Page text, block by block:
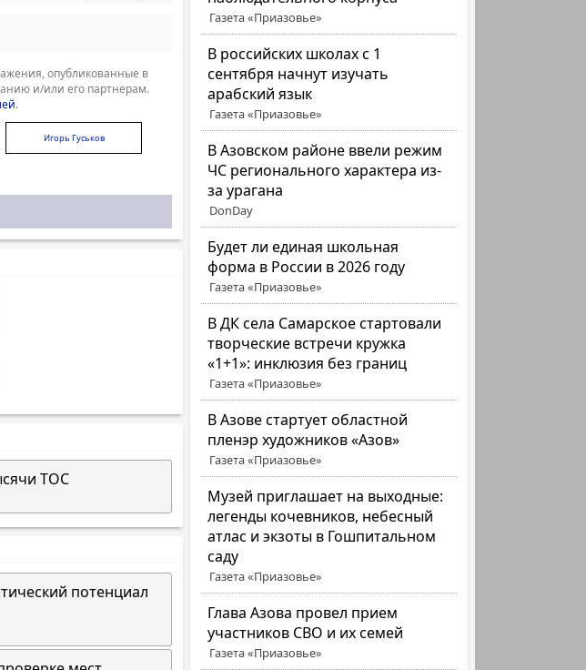
Газета «Приазовье»
В российских школах с 1
сентября начнут изучать
арабский язык
Газета «Приазовье»
В Азовском районе ввели режим
ЧС регионального характера из-
за урагана
DonDay
Будет ли единая школьная
форма в России в 2026 году
Газета «Приазовье»
В ДК села Самарское стартовали
творческие встречи кружка
«1+1»: инклюзия без границ
Газета «Приазовье»
В Азове стартует областной
пленэр художников «Азов»
Газета «Приазовье»
Музей приглашает на выходные:
легенды кочевников, небесный
атлас и экзоты в Гошпитальном
саду
Газета «Приазовье»
Глава Азова провел прием
участников СВО и их семей
Газета «Приазовье»
опубликованные в
и/или его партнерам.
.
Игорь Гуськов
ТОС
потенциал